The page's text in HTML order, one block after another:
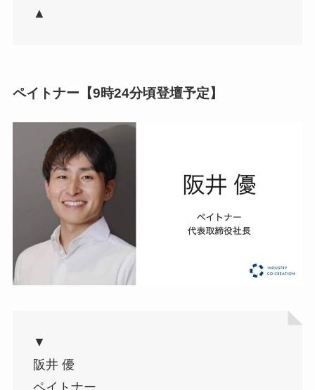
▲
ペイトナー【9時24分頃登壇予定】
▼
阪井 優
ペイトナー